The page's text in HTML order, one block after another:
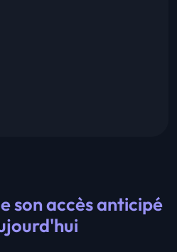
son accès anticipé